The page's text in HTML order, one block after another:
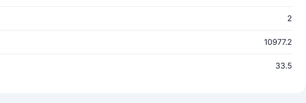
2
10977.2
33.5